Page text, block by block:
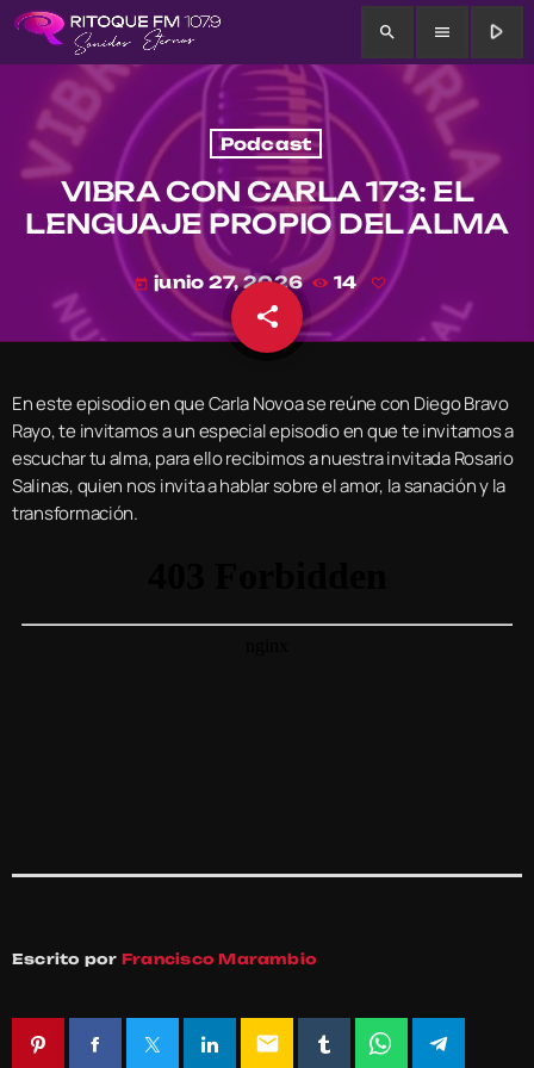
search menu play_arrow
Podcast
VIBRA CON CARLA 173: EL
LENGUAJE PROPIO DEL ALMA
today junio 27, 2026 14
share
email
En este episodio en que Carla Novoa se reúne con Diego Bravo
Rayo, te invitamos a un especial episodio en que te invitamos a
escuchar tu alma, para ello recibimos a nuestra invitada Rosario
Salinas, quien nos invita a hablar sobre el amor, la sanación y la
transformación.
Escrito por Francisco Marambio
email